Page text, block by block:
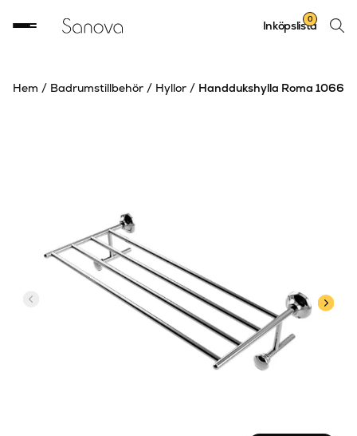
Sök
Inköpslista
0
Hem / Badrumstillbehör / Hyllor / Handdukshylla Roma 1066